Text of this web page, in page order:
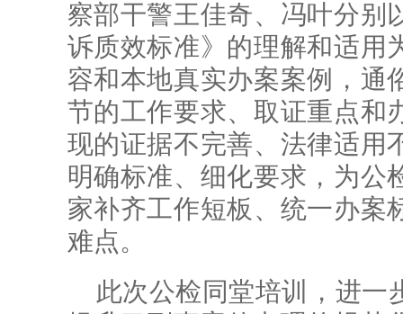
察部干警王佳奇、冯叶分别
诉质效标准》的理解和适用
容和本地真实办案案例，通
节的工作要求、取证重点和
现的证据不完善、法律适用
明确标准、细化要求，为公
家补齐工作短板、统一办案
难点。
此次公检同堂培训，进一